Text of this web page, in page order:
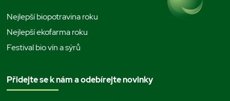
Nejlepší biopotravina roku
Nejlepší ekofarma roku
Festival bio vín a sýrů
Přidejte se k nám a odebírejte novinky